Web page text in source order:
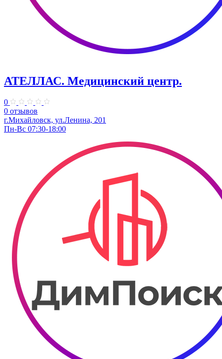
АТЕЛЛАС. Медицинский центр.
0
0 отзывов
г.Михайловск, ул.Ленина, 201
Пн-Вс 07:30-18:00